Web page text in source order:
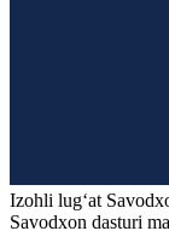
Izohli lugʻat
Savodxon dasturi